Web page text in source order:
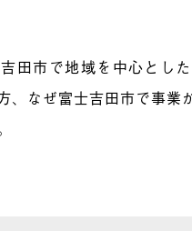
田市で地域を中心とした
、なぜ富士吉田市で事業